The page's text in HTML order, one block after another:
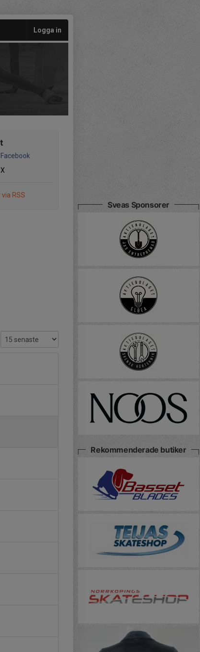
Logga in
RSS
Sveas Sponsorer
Rekommenderade butiker